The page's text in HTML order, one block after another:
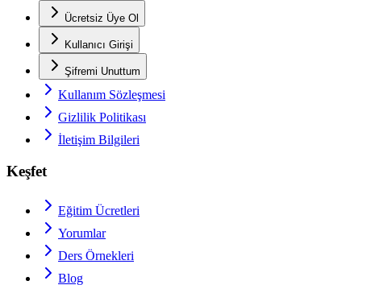
Ücretsiz Üye Ol
Kullanıcı Girişi
Şifremi Unuttum
Kullanım Sözleşmesi
Gizlilik Politikası
İletişim Bilgileri
Keşfet
Eğitim Ücretleri
Yorumlar
Ders Örnekleri
Blog